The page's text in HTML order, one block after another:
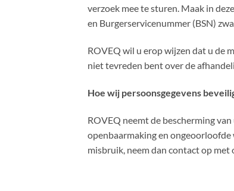
verzoek mee te sturen. Maak in
en Burgerservicenummer (BSN)
ROVEQ wil u erop wijzen dat u de
niet tevreden bent over de
Hoe wij persoonsgegevens
ROVEQ neemt de bescherming
openbaarmaking en ongeoorloofde
misbruik, neem dan contact op met